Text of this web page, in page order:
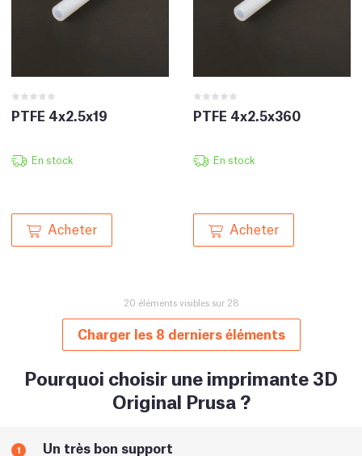
PTFE 4x2.5x19
En stock
Acheter
PTFE 4x2.5x360
En stock
Acheter
20 éléments visibles sur 28
Charger les 8 derniers éléments
Pourquoi choisir une imprimante 3D
Original Prusa ?
1 Un très bon support